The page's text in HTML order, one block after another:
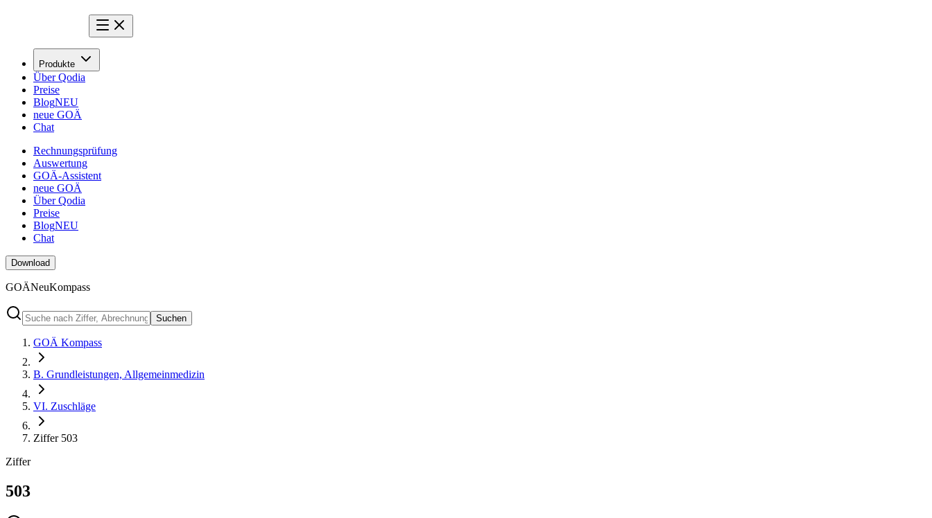
Produkte
Über Qodia
Preise
BlogNEU
neue GOÄ
Chat
Rechnungsprüfung
Auswertung
GOÄ-Assistent
neue GOÄ
Über Qodia
Preise
BlogNEU
Chat
Download
GOÄNeuKompass
Suchen
GOÄ Kompass
B. Grundleistungen, Allgemeinmedizin
VI. Zuschläge
Ziffer 503
Ziffer
503